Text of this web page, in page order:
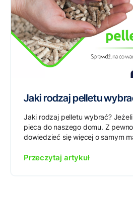
Jaki rodzaj pelletu
Jaki rodzaj pelletu wybrać?
pieca do naszego domu. Z
dowiedzieć się więcej o samym
Przeczytaj artykuł